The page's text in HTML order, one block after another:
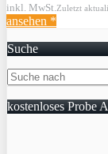
inkl. MwSt. Zuletzt
ansehen *
Suche
kostenloses Probe